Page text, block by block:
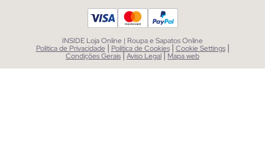
INSIDE Loja Online | Roupa e Sapatos Online
Política de Privacidade | Política de Cookies | Cookie Settings |
Condições Gerais|Aviso Legal| Mapa web